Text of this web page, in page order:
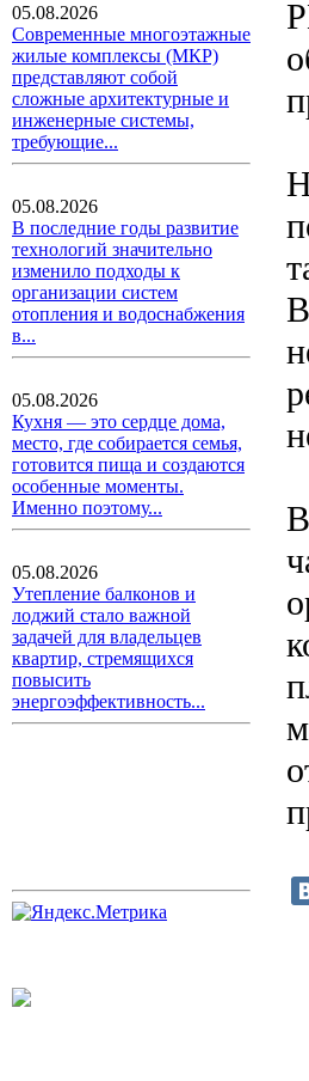
05.08.2026
Современные многоэтажные
жилые комплексы (МКР)
представляют собой
сложные архитектурные и
инженерные системы,
требующие...
05.08.2026
В последние годы развитие
технологий значительно
изменило подходы к
организации систем
отопления и водоснабжения
в...
05.08.2026
Кухня — это сердце дома,
место, где собирается семья,
готовится пища и создаются
особенные моменты.
Именно поэтому...
05.08.2026
Утепление балконов и
лоджий стало важной
задачей для владельцев
квартир, стремящихся
повысить
энергоэффективность...